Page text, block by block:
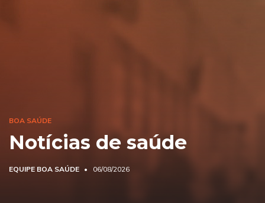
BOA SAÚDE
Notícias de saúde
EQUIPE BOA SAÚDE 06/08/2026